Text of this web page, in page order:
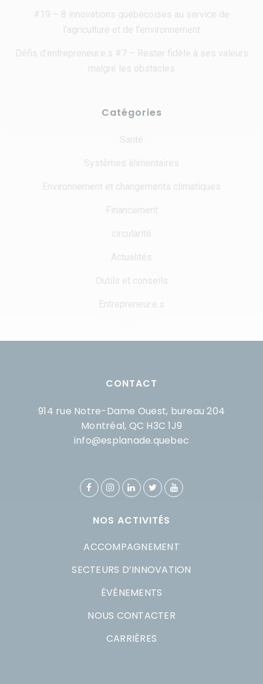
#19 – 8 innovations québécoises au service de
l’agriculture et de l’environnement
Défis d’entrepreneur.e.s #7 – Rester fidèle à ses valeurs
malgré les obstacles
Catégories
Santé
Systèmes alimentaires
Environnement et changements climatiques
Financement
circularité
Actualités
Outils et conseils
Entrepreneur.e.s
CONTACT
914 rue Notre-Dame Ouest, bureau 204
Montréal, QC H3C 1J9
info@esplanade.quebec
NOS ACTIVITÉS
ACCOMPAGNEMENT
SECTEURS D’INNOVATION
ÉVÉNEMENTS
NOUS CONTACTER
CARRIÈRES